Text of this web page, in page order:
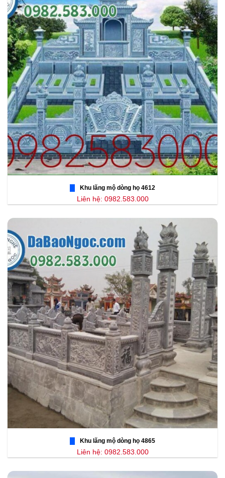
Khu lăng mộ dòng họ 4612
Liên hệ: 0982.583.000
Khu lăng mộ dòng họ 4865
Liên hệ: 0982.583.000